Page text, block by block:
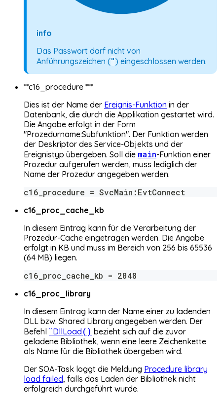
info
Das Passwort darf nicht von
Anführungszeichen (") eingeschlossen werden.
**c16_procedure ***
Dies ist der Name der Ereignis-Funktion in der
Datenbank, die durch die Applikation gestartet wird.
Die Angabe erfolgt in der Form
"Prozedurname:Subfunktion". Der Funktion werden
der Deskriptor des Service-Objekts und der
Ereignistyp übergeben. Soll die main-Funktion einer
Prozedur aufgerufen werden, muss lediglich der
Name der Prozedur angegeben werden.
c16_procedure = SvcMain:EvtConnect
c16_proc_cache_kb
In diesem Eintrag kann für die Verarbeitung der
Prozedur-Cache eingetragen werden. Die Angabe
erfolgt in KB und muss im Bereich von 256 bis 65536
(64 MB) liegen.
c16_proc_cache_kb = 2048
c16_proc_library
In diesem Eintrag kann der Name einer zu ladenden
DLL bzw. Shared Library angegeben werden. Der
Befehl ``DllLoad () bezieht sich auf die zuvor
geladene Bibliothek, wenn eine leere Zeichenkette
als Name für die Bibliothek übergeben wird.
Der SOA-Task loggt die Meldung Procedure library
load failed, falls das Laden der Bibliothek nicht
erfolgreich durchgeführt wurde.